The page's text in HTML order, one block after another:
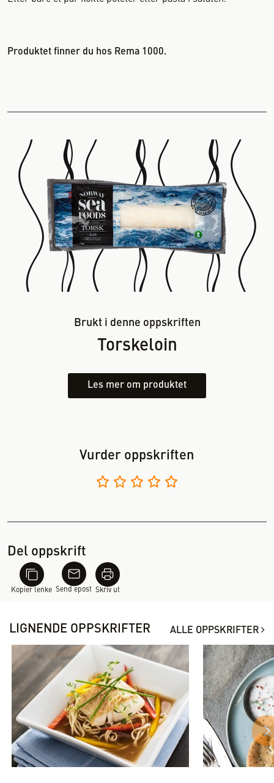
Produktet finner du hos Rema 1000.
Brukt i denne oppskriften
Torskeloin
Les mer om produktet
Vurder oppskriften
Del oppskrift
Kopier lenke Send epost Skriv ut
LIGNENDE OPPSKRIFTER ALLE OPPSKRIFTER